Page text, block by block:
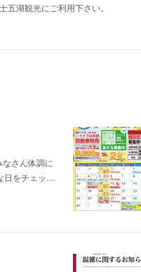
湖観光にご利用下さい。
さん体調に
日をチェッ…